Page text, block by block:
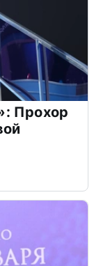
Прохор